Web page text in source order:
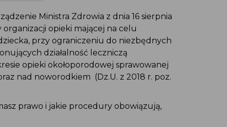
Ministra Zdrowia z dnia 16 sierpnia
opieki mającej na celu
przy ograniczeniu do niezbędnych
działalność leczniczą
opieki okołoporodowej sprawowanej
nad noworodkiem (Dz.U. z 2018 r. poz.
prawo i jakie procedury obowiązują,